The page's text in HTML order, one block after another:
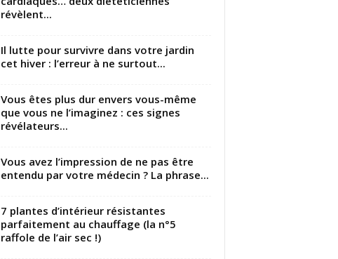
révèlent...
Il lutte pour survivre dans votre jardin
cet hiver : l’erreur à ne surtout...
Vous êtes plus dur envers vous-même
que vous ne l’imaginez : ces signes
révélateurs...
Vous avez l’impression de ne pas être
entendu par votre médecin ? La phrase...
7 plantes d’intérieur résistantes
parfaitement au chauffage (la n°5
raffole de l’air sec !)